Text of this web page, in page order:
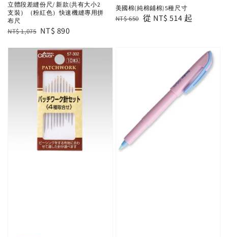
立體段差縫份尺/ 新款(共有大小2
支裝）（粉紅色）快速機縫專用拼
布尺
Regular
NT$ 1,075 Sale
NT$ 890
美國棉(純棉鋪棉)5種尺寸
Regular
NT$ 650 Sale
從 NT$ 514 起